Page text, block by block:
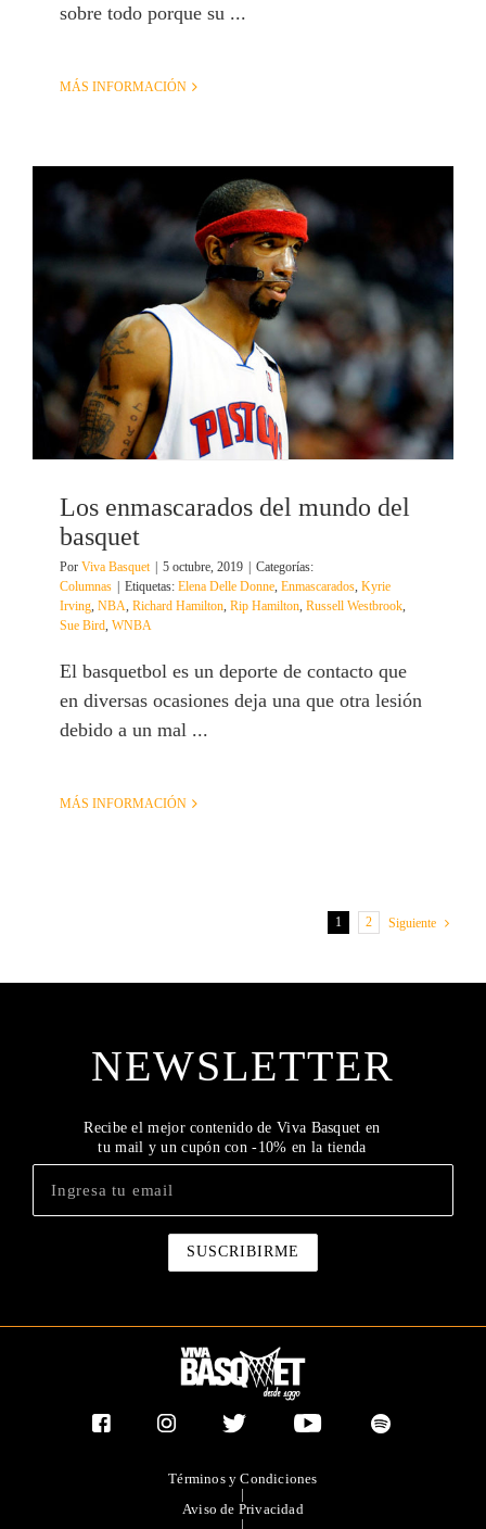
sobre todo porque su ...
MÁS INFORMACIÓN
Los enmascarados del mundo del
basquet
Por Viva Basquet | 5 octubre, 2019 | Categorías:
Columnas | Etiquetas: Elena Delle Donne Enmascarados Kyrie
Irving NBA Richard Hamilton Rip Hamilton Russell Westbrook
Sue Bird WNBA
El basquetbol es un deporte de contacto que
en diversas ocasiones deja una que otra lesión
debido a un mal ...
MÁS INFORMACIÓN
1 2 Siguiente
NEWSLETTER
Recibe el mejor contenido de Viva Basquet en
tu mail y un cupón con -10% en la tienda
Términos y Condiciones
|
Aviso de Privacidad
|